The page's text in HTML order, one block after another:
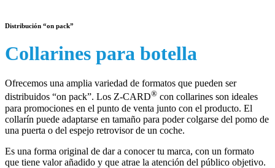
Distribución “on pack”
Collarines para botella
Ofrecemos una amplia variedad de formatos que pueden ser
distribuidos “on pack”. Los Z-CARD® con collarines son ideales
para promociones en el punto de venta junto con el producto. El
collarín puede adaptarse en tamaño para poder colgarse del pomo de
una puerta o del espejo retrovisor de un coche.
Es una forma original de dar a conocer tu marca, con un formato
que tiene valor añadido y que atrae la atención del público objetivo.